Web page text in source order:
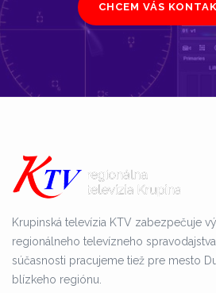
CHCEM VÁS
Krupinská televízia KTV zabezpečuje
regionálneho televízneho
súčasnosti pracujeme tiež pre mesto
blízkeho regiónu.